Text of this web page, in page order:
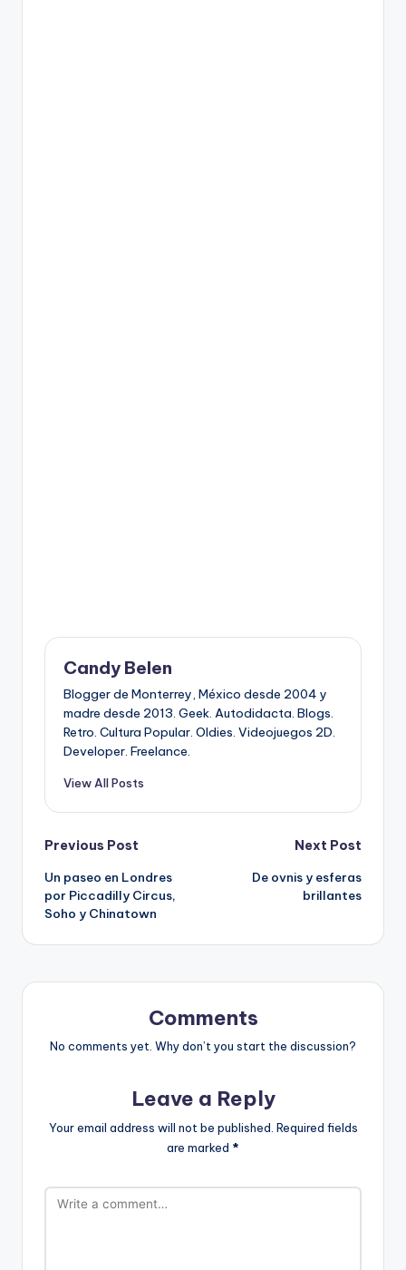
Candy Belen
Blogger de Monterrey, México desde 2004 y
madre desde 2013. Geek. Autodidacta. Blogs.
Retro. Cultura Popular. Oldies. Videojuegos 2D.
Developer. Freelance.
View All Posts
Post
navigation
Previous Post
Un paseo en Londres
por Piccadilly Circus,
Soho y Chinatown
Next Post
De ovnis y esferas
brillantes
Comments
No comments yet. Why don’t you start the discussion?
Leave a Reply
Your email address will not be published. Required fields
are marked *